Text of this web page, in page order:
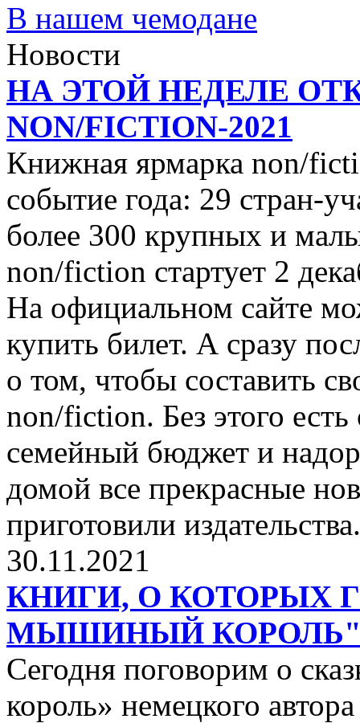
В нашем чемодане
Новости
НА ЭТОЙ НЕДЕЛЕ
NON/FICTION-2021
Книжная ярмарка non/
событие года: 29 стран-
более 300 крупных и
non/fiction стартует 2
На официальном сайте
купить билет. А сразу
о том, чтобы составить
non/fiction. Без этого есть
семейный бюджет и
домой все прекрасные
приготовили издательства.
30.11.2021
КНИГИ, О КОТОРЫХ
МЫШИНЫЙ
Сегодня поговорим о
король» немецкого